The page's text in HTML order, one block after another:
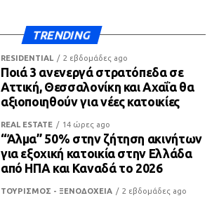
TRENDING
RESIDENTIAL 2 εβδομάδες ago
Ποιά 3 ανενεργά στρατόπεδα σε
Αττική, Θεσσαλονίκη και Αχαΐα θα
αξιοποιηθούν για νέες κατοικίες
REAL ESTATE 14 ώρες ago
“Άλμα” 50% στην ζήτηση ακινήτων
για εξοχική κατοικία στην Ελλάδα
από ΗΠΑ και Καναδά το 2026
ΤΟΥΡΙΣΜΟΣ - ΞΕΝΟΔΟΧΕΙΑ 2 εβδομάδες ago